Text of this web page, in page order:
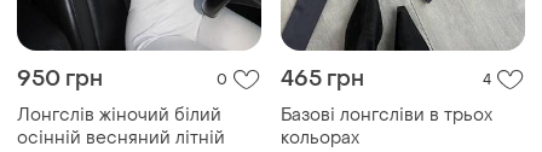
950 грн 0
Лонгслів жіночий білий
осінній весняний літній
465 грн 4
Базові лонгсліви в трьох
кольорах